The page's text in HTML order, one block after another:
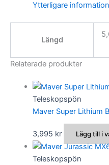
Ytterligare information
Längd
Relaterade produkter
Teleskopspön
Maver Super Lithium
3,995 kr Lägg till i
Teleskopspön